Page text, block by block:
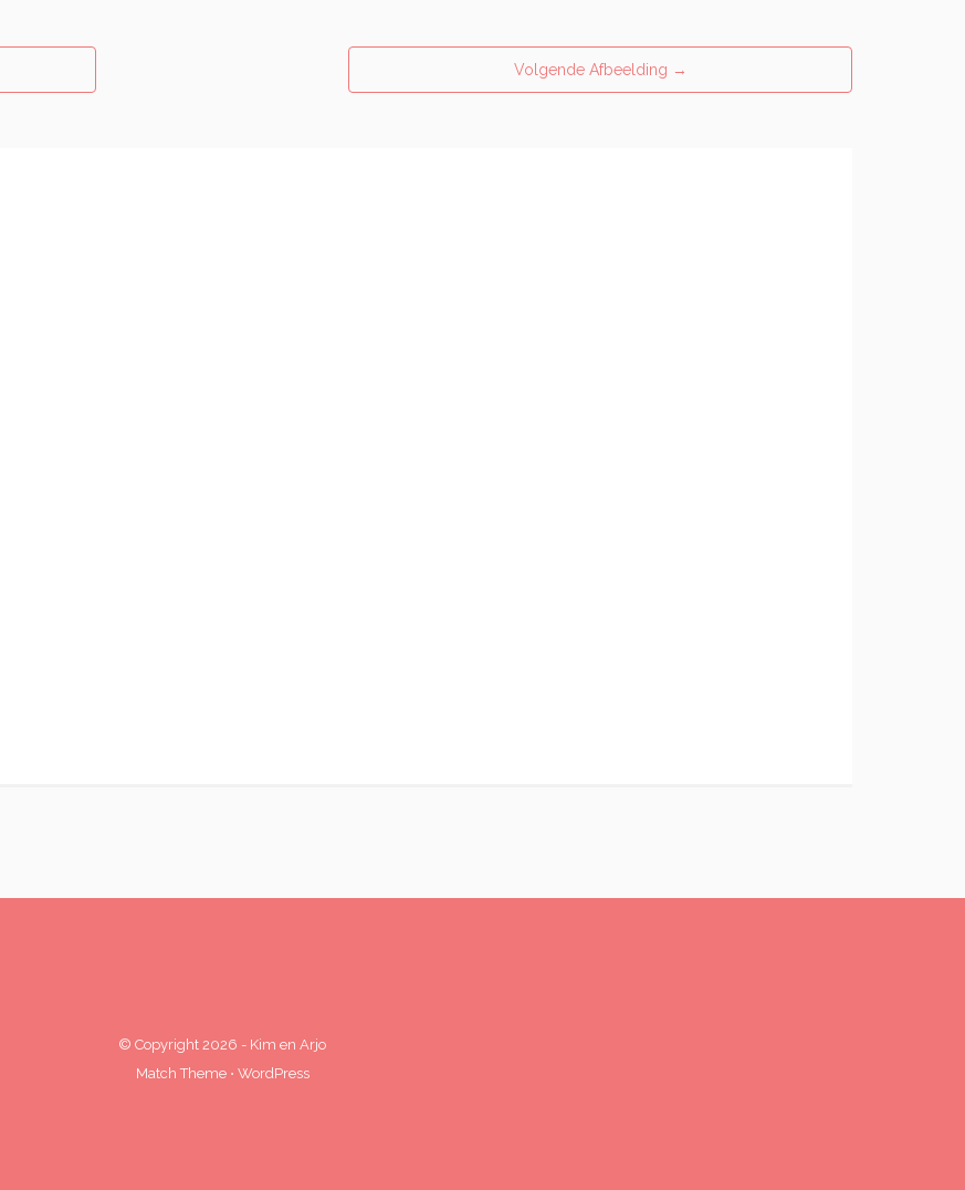
Volgende Afbeelding →
© Copyright 2026 - Kim en Arjo
Match Theme⋅ WordPress